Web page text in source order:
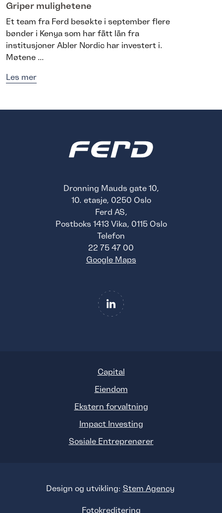
Griper mulighetene
Et team fra Ferd besøkte i september flere
bønder i Kenya som har fått lån fra
institusjoner Abler Nordic har investert i.
Møtene ...
Les mer
Dronning Mauds gate 10,
10. etasje, 0250 Oslo
Ferd AS,
Postboks 1413 Vika, 0115 Oslo
Telefon
22 75 47 00
Google Maps
Capital
Eiendom
Ekstern forvaltning
Impact Investing
Sosiale Entreprenører
Design og utvikling: Stem Agency
Fotokreditering